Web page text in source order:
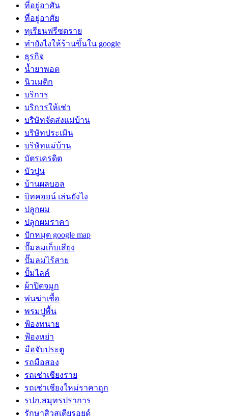
ที่อยู่อาศัน
ที่อยู่อาศัย
ทุเรียนฟรีซดราย
ทํายังไงให้ร้านขึ้นใน google
ธุรกิจ
น้ำยาพอต
นิวเมติก
บริการ
บริการให้เช่า
บริษัทจัดส่งแม่บ้าน
บริษัทประเมิน
บริษัทแม่บ้าน
บัตรเครดิต
บัวปูน
บ้านผลบอล
บิทคอยน์ เล่นยังไง
ปลูกผม
ปลูกผมราคา
ปักหมุด google map
ปั๊มลมเก็บเสียง
ปั๊มลมไร้สาย
ปั้มไลค์
ผ้าปิดจมูก
พ่นฆ่าเชื้อ
พรมปูพื้น
ฟ้องทนาย
ฟ้องหย่า
มือจับประตู
รถมือสอง
รถเช่าเชียงราย
รถเช่าเชียงใหม่ราคาถูก
รปภ.สมุทรปราการ
รักษาสิวสเตียรอยด์